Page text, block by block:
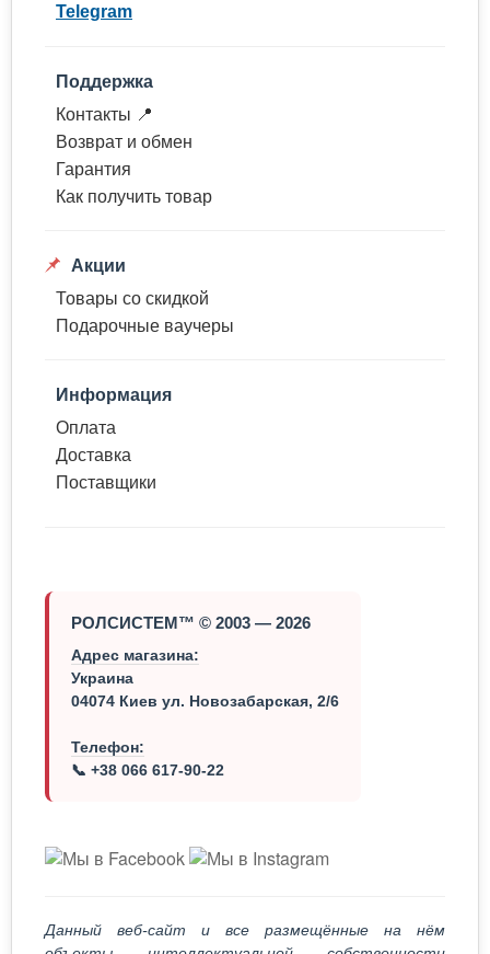
Telegram
Поддержка
Контакты 📍
Возврат и обмен
Гарантия
Как получить товар
Акции
Товары со скидкой
Подарочные ваучеры
Информация
Оплата
Доставка
Поставщики
РОЛСИСТЕМ™ © 2003 — 2026
Адрес магазина:
Украина
04074 Киев ул. Новозабарская, 2/6
Телефон:
📞 +38 066 617-90-22
Данный веб-сайт и все размещённые на нём